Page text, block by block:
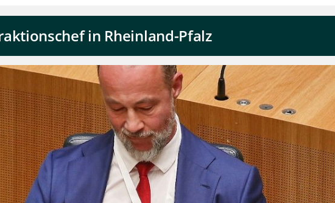
in Rheinland-Pfalz